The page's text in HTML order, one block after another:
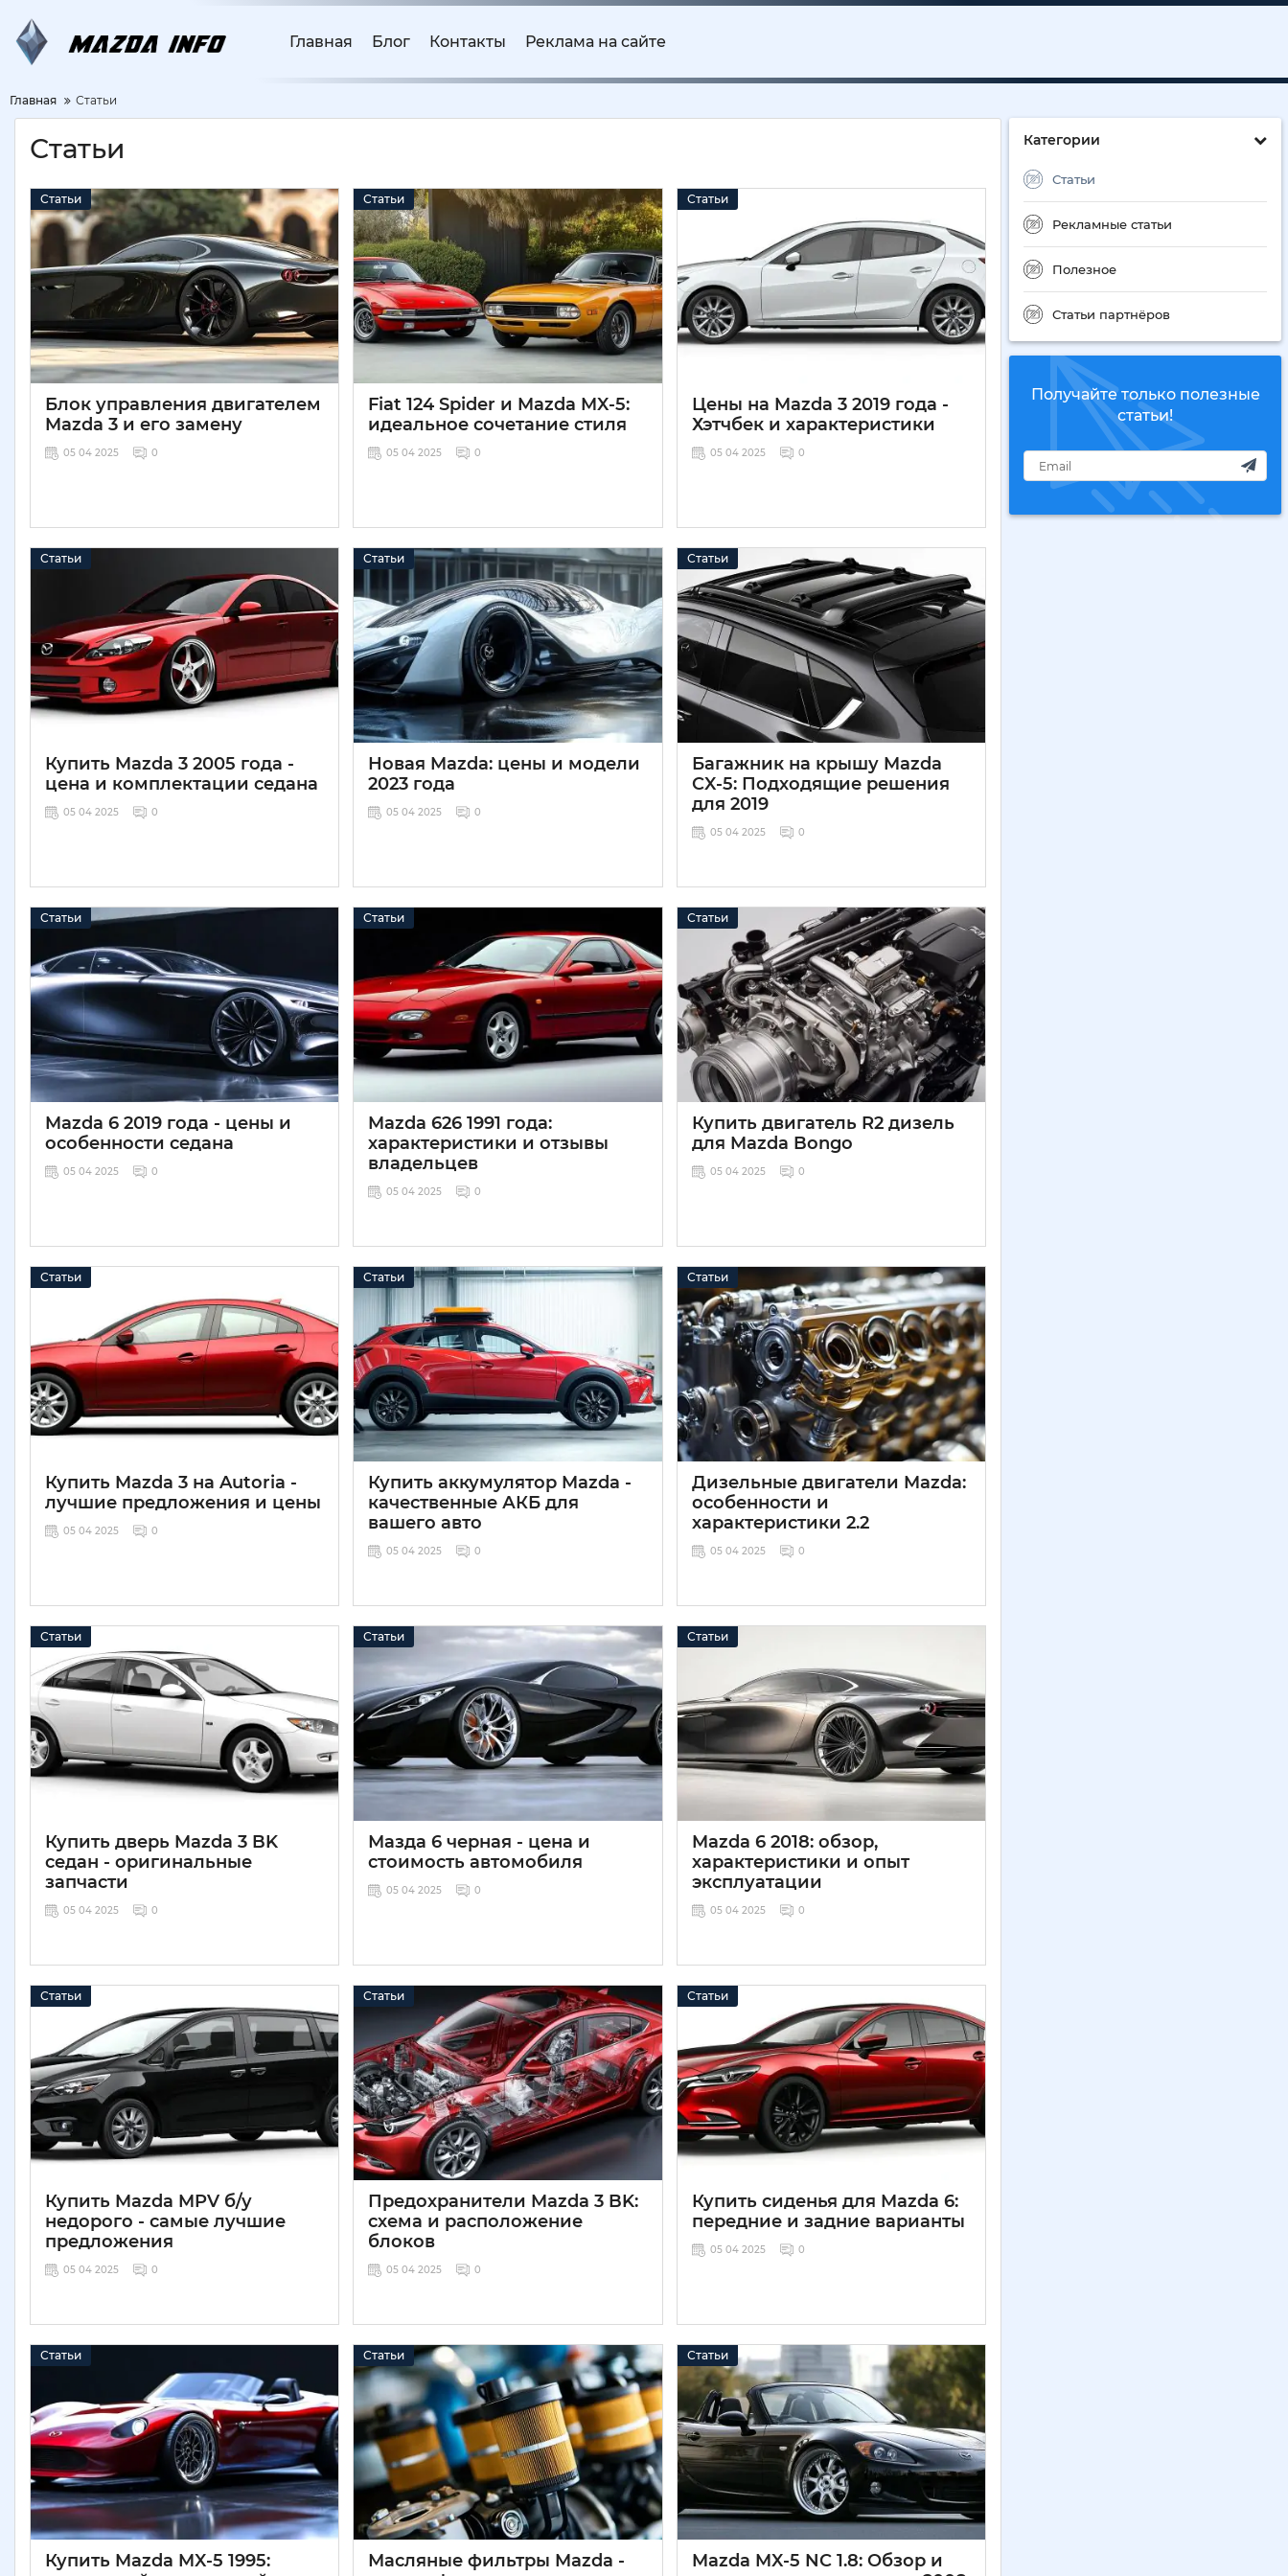
Главная Блог Контакты Реклама на сайте
Главная Статьи
Категории
Статьи
Рекламные статьи
Полезное
Статьи партнёров
Получайте только полезные
статьи!
Статьи
Статьи
Блок управления двигателем
Mazda 3 и его замену
05 04 2025 0
Статьи
Fiat 124 Spider и Mazda MX-5:
идеальное сочетание стиля
05 04 2025 0
Статьи
Цены на Mazda 3 2019 года -
Хэтчбек и характеристики
05 04 2025 0
Статьи
Купить Mazda 3 2005 года -
цена и комплектации седана
05 04 2025 0
Статьи
Новая Mazda: цены и модели
2023 года
05 04 2025 0
Статьи
Багажник на крышу Mazda
CX-5: Подходящие решения
для 2019
05 04 2025 0
Статьи
Mazda 6 2019 года - цены и
особенности седана
05 04 2025 0
Статьи
Mazda 626 1991 года:
характеристики и отзывы
владельцев
05 04 2025 0
Статьи
Купить двигатель R2 дизель
для Mazda Bongo
05 04 2025 0
Статьи
Купить Mazda 3 на Autoria -
лучшие предложения и цены
05 04 2025 0
Статьи
Купить аккумулятор Mazda -
качественные АКБ для
вашего авто
05 04 2025 0
Статьи
Дизельные двигатели Mazda:
особенности и
характеристики 2.2
05 04 2025 0
Статьи
Купить дверь Mazda 3 BK
седан - оригинальные
запчасти
05 04 2025 0
Статьи
Мазда 6 черная - цена и
стоимость автомобиля
05 04 2025 0
Статьи
Mazda 6 2018: обзор,
характеристики и опыт
эксплуатации
05 04 2025 0
Статьи
Купить Mazda MPV б/у
недорого - самые лучшие
предложения
05 04 2025 0
Статьи
Предохранители Mazda 3 BK:
схема и расположение
блоков
05 04 2025 0
Статьи
Купить сиденья для Mazda 6:
передние и задние варианты
05 04 2025 0
Статьи
Купить Mazda MX-5 1995:
Статьи
Масляные фильтры Mazda -
Статьи
Mazda MX-5 NC 1.8: Обзор и